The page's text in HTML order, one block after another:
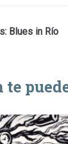
Blues in Río
te